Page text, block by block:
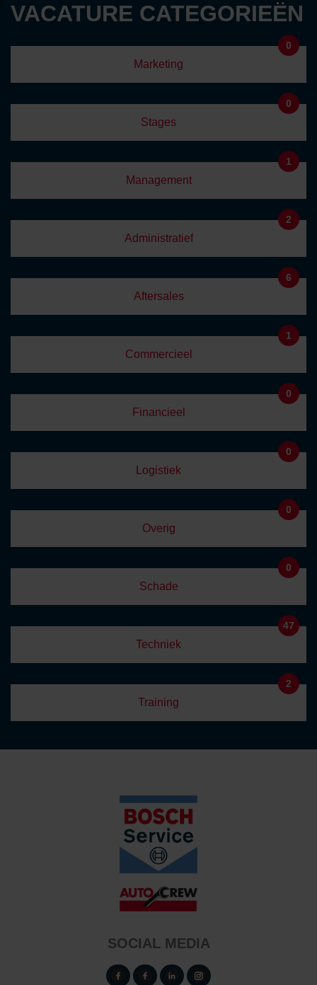
VACATURE CATEGORIEËN
Marketing
0
Stages
0
Management
1
Administratief
2
Aftersales
6
Commercieel
1
Financieel
0
Logistiek
0
Overig
0
Schade
0
Techniek
47
Training
2
SOCIAL MEDIA